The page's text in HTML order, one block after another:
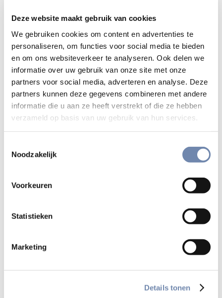
Deze website maakt gebruik van cookies
We gebruiken cookies om content en advertenties te
personaliseren, om functies voor social media te bieden
en om ons websiteverkeer te analyseren. Ook delen we
informatie over uw gebruik van onze site met onze
partners voor social media, adverteren en analyse. Deze
partners kunnen deze gegevens combineren met andere
informatie die u aan ze heeft verstrekt of die ze hebben
verzameld op basis van uw gebruik van hun services.
Noodzakelijk
Voorkeuren
Statistieken
Marketing
Details tonen
Tijdens deMagis Talkskrijg je in vier avonden frisse
inzichten van mensen die midden in die wereld staan én
vooruitkijken.
Vier maandagavonden. Vier inspirerende stemmen. Vier
nieuwe perspectieven.
Van armoedebestrijding tot DNA, van wereldpolitiek tot
samenleven in diversiteit: telkens een spreker die verder
: prof. em. Bea Cantillon (UAntwerpen)
Leuven) – genetica zonder droge theorie: wat
voorzitter commissie Buitenlandse Zaken – inzicht